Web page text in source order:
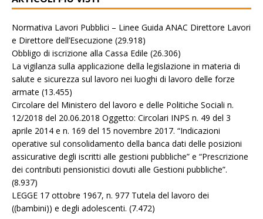
Normativa Lavori Pubblici – Linee Guida ANAC Direttore Lavori
e Direttore dell’Esecuzione (29.918)
Obbligo di iscrizione alla Cassa Edile (26.306)
La vigilanza sulla applicazione della legislazione in materia di
salute e sicurezza sul lavoro nei luoghi di lavoro delle forze
armate (13.455)
Circolare del Ministero del lavoro e delle Politiche Sociali n.
12/2018 del 20.06.2018 Oggetto: Circolari INPS n. 49 del 3
aprile 2014 e n. 169 del 15 novembre 2017. “Indicazioni
operative sul consolidamento della banca dati delle posizioni
assicurative degli iscritti alle gestioni pubbliche” e “Prescrizione
dei contributi pensionistici dovuti alle Gestioni pubbliche”.
(8.937)
LEGGE 17 ottobre 1967, n. 977 Tutela del lavoro dei
((bambini)) e degli adolescenti. (7.472)